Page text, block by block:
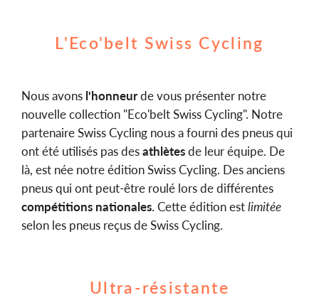
L'Eco'belt Swiss Cycling
Nous avons l'honneurde vous présenter notre
nouvelle collection "Eco'belt Swiss Cycling". Notre
partenaire Swiss Cycling nous a fourni des pneus qui
ont été utilisés pas desathlètesde leur équipe. De
là, est née notre édition Swiss Cycling. Des anciens
pneus qui ont peut-être roulé lors de différentes
compétitions nationales. Cette édition estlimitée
selon les pneus reçus de Swiss Cycling.
Ultra-résistante